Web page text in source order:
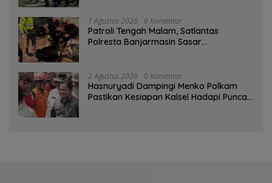
1 Agustus 2026 0 Komentar
Patroli Tengah Malam, Satlantas
Polresta Banjarmasin Sasar
2 Agustus 2026 0 Komentar
Hasnuryadi Dampingi Menko Polkam
Pastikan Kesiapan Kalsel Hadapi Puncak